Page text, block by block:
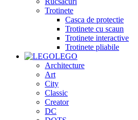
Trotinete
Casca de protectie
Trotinete cu scaun
Trotinete interactive
Trotinete pliabile
LEGO
Architecture
Art
City
Classic
Creator
DC